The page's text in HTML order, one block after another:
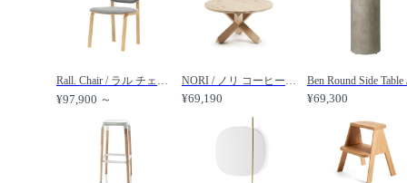
Rall. Chair / ラル チェア ローバック / 天童木工
¥97,900 ～
NORI / ノリ コーヒーテーブル / LaForma / ラ フォーマ
¥69,190 ¥69,300